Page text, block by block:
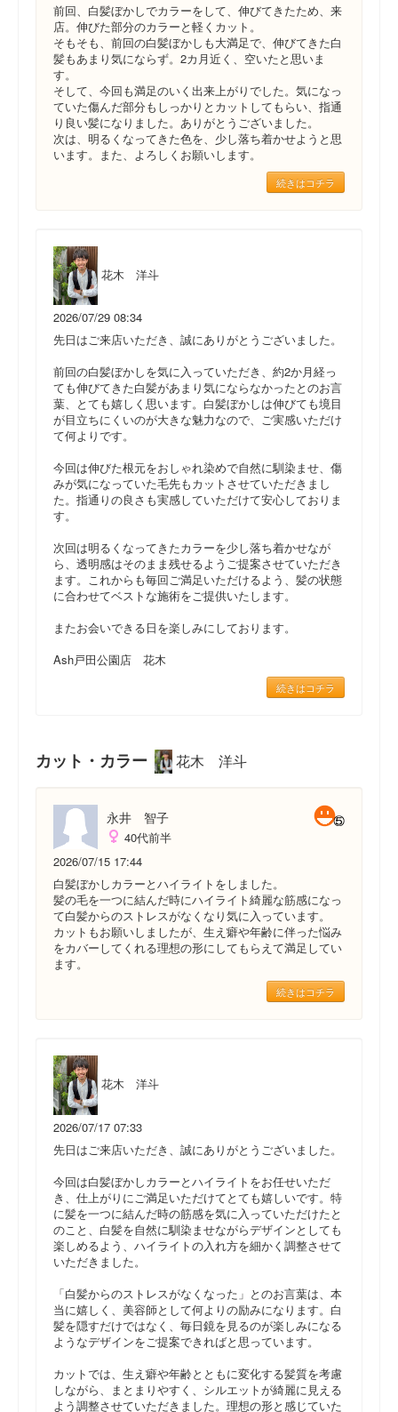
前回、白髪ぼかしでカラーをして、伸びてきたため、来
店。伸びた部分のカラーと軽くカット。
そもそも、前回の白髪ぼかしも大満足で、伸びてきた白
髪もあまり気にならず。2カ月近く、空いたと思いま
す。
そして、今回も満足のいく出来上がりでした。気になっ
ていた傷んだ部分もしっかりとカットしてもらい、指通
り良い髪になりました。ありがとうございました。
次は、明るくなってきた色を、少し落ち着かせようと思
います。また、よろしくお願いします。
続きはコチラ
花木 洋斗
2026/07/29 08:34
先日はご来店いただき、誠にありがとうございました。
前回の白髪ぼかしを気に入っていただき、約2か月経っ
ても伸びてきた白髪があまり気にならなかったとのお言
葉、とても嬉しく思います。白髪ぼかしは伸びても境目
が目立ちにくいのが大きな魅力なので、ご実感いただけ
て何よりです。
今回は伸びた根元をおしゃれ染めで自然に馴染ませ、傷
みが気になっていた毛先もカットさせていただきまし
た。指通りの良さも実感していただけて安心しておりま
す。
次回は明るくなってきたカラーを少し落ち着かせなが
ら、透明感はそのまま残せるようご提案させていただき
ます。これからも毎回ご満足いただけるよう、髪の状態
に合わせてベストな施術をご提供いたします。
またお会いできる日を楽しみにしております。
Ash戸田公園店 花木
続きはコチラ
カット・カラー 花木 洋斗
永井 智子
40代前半
2026/07/15 17:44
白髪ぼかしカラーとハイライトをしました。
髪の毛を一つに結んだ時にハイライト綺麗な筋感になっ
て白髪からのストレスがなくなり気に入っています。
カットもお願いしましたが、生え癖や年齢に伴った悩み
をカバーしてくれる理想の形にしてもらえて満足してい
ます。
続きはコチラ
花木 洋斗
2026/07/17 07:33
先日はご来店いただき、誠にありがとうございました。
今回は白髪ぼかしカラーとハイライトをお任せいただ
き、仕上がりにご満足いただけてとても嬉しいです。特
に髪を一つに結んだ時の筋感を気に入っていただけたと
のこと、白髪を自然に馴染ませながらデザインとしても
楽しめるよう、ハイライトの入れ方を細かく調整させて
いただきました。
「白髪からのストレスがなくなった」とのお言葉は、本
当に嬉しく、美容師として何よりの励みになります。白
髪を隠すだけではなく、毎日鏡を見るのが楽しみになる
ようなデザインをご提案できればと思っています。
カットでは、生え癖や年齢とともに変化する髪質を考慮
しながら、まとまりやすく、シルエットが綺麗に見える
よう調整させていただきました。理想の形と感じていた